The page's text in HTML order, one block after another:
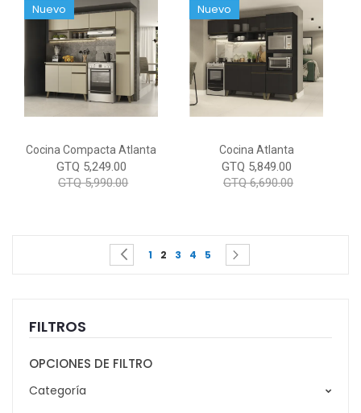
Cocina Compacta Atlanta
Nuevo
GTQ 5,249.00
GTQ 5,990.00
Cocina Atlanta
Nuevo
GTQ 5,849.00
GTQ 6,690.00
Page Page
Previous
Page
1
You're currently reading page
2 Page
3 Page
4 Page
5 Page
FILTROS
OPCIONES DE FILTRO
Categoría